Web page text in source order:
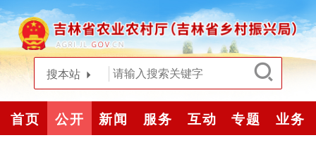
搜本站
首页 公开 新闻 服务 互动 专题 业务